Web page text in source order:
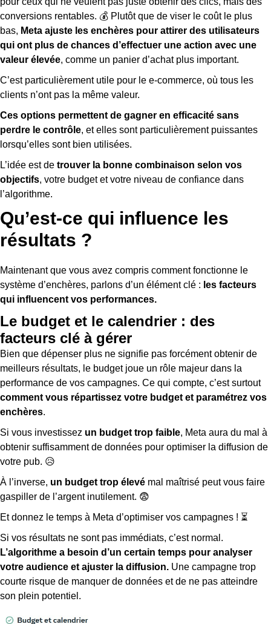
conversions rentables. 💰 Plutôt que de viser le coût le plus
bas, Meta ajuste les enchères pour attirer des utilisateurs
qui ont plus de chances d’effectuer une action avec une
valeur élevée, comme un panier d’achat plus important.
C’est particulièrement utile pour le e-commerce, où tous les
clients n’ont pas la même valeur.
Ces options permettent de gagner en efficacité sans
perdre le contrôle, et elles sont particulièrement puissantes
lorsqu’elles sont bien utilisées.
L’idée est de trouver la bonne combinaison selon vos
objectifs, votre budget et votre niveau de confiance dans
l’algorithme.
Qu’est-ce qui influence les
résultats ?
Maintenant que vous avez compris comment fonctionne le
système d’enchères, parlons d’un élément clé : les facteurs
qui influencent vos performances.
Le budget et le calendrier : des
facteurs clé à gérer
Bien que dépenser plus ne signifie pas forcément obtenir de
meilleurs résultats, le budget joue un rôle majeur dans la
performance de vos campagnes. Ce qui compte, c’est surtout
comment vous répartissez votre budget et paramétrez vos
enchères.
Si vous investissez un budget trop faible, Meta aura du mal à
obtenir suffisamment de données pour optimiser la diffusion de
votre pub. 😥
À l’inverse, un budget trop élevé mal maîtrisé peut vous faire
gaspiller de l’argent inutilement. 😨
Et donnez le temps à Meta d’optimiser vos campagnes ! ⏳
Si vos résultats ne sont pas immédiats, c’est normal.
L’algorithme a besoin d’un certain temps pour analyser
votre audience et ajuster la diffusion. Une campagne trop
courte risque de manquer de données et de ne pas atteindre
son plein potentiel.